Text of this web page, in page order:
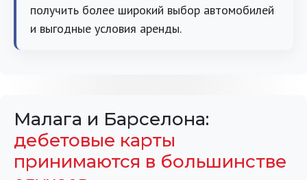
получить более широкий выбор автомобилей
и выгодные условия аренды.
Малага и Барселона:
дебетовые карты
принимаются в большинстве